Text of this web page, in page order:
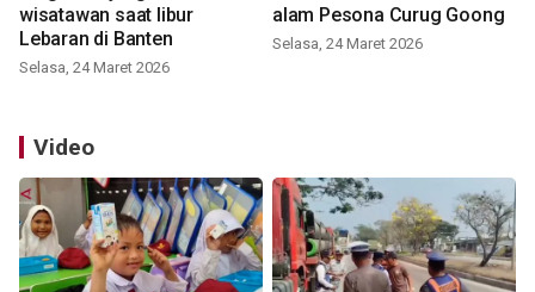
wisatawan saat libur
Lebaran di Banten
Selasa, 24 Maret 2026
alam Pesona Curug Goong
Selasa, 24 Maret 2026
Video